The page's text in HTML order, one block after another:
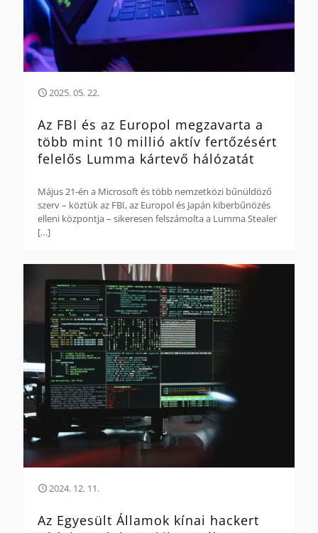
2025. 05. 22.
Az FBI és az Europol megzavarta a
több mint 10 millió aktív fertőzésért
felelős Lumma kártevő hálózatát
Május 21-én a Microsoft és több nemzetközi bűnüldöző
szerv – köztük az FBI, az Europol és Japán kiberbűnözés
elleni központja – sikeresen felszámolta a Lumma Stealer
[…]
2024. 12. 11.
Az Egyesült Államok kínai hackert